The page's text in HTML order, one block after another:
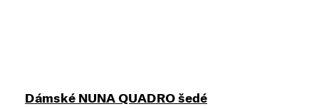
Dámské NUNA QUADRO šedé